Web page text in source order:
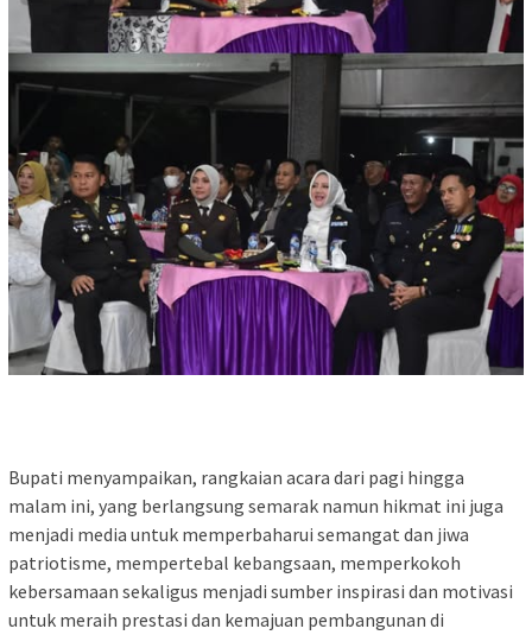
Bupati menyampaikan, rangkaian acara dari pagi hingga
malam ini, yang berlangsung semarak namun hikmat ini juga
menjadi media untuk memperbaharui semangat dan jiwa
patriotisme, mempertebal kebangsaan, memperkokoh
kebersamaan sekaligus menjadi sumber inspirasi dan motivasi
untuk meraih prestasi dan kemajuan pembangunan di